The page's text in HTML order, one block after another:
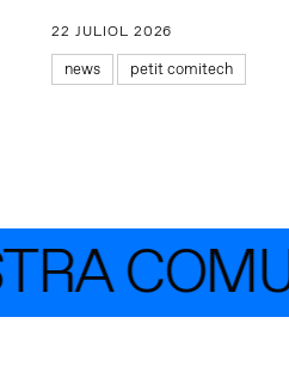
22 JULIOL 2026
news petit comitech